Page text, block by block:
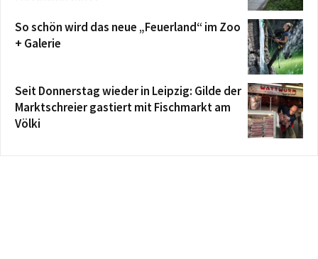
So schön wird das neue „Feuerland“ im Zoo
+ Galerie
Seit Donnerstag wieder in Leipzig: Gilde der
Marktschreier gastiert mit Fischmarkt am
Völki